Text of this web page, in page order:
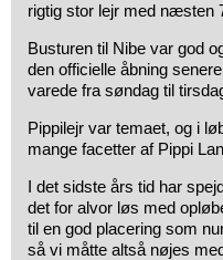
rigtig stor lejr med næsten
Busturen til Nibe var god
den officielle åbning
varede fra søndag til
Pippilejr var temaet, og i
mange facetter af Pippi
I det sidste års tid har
det for alvor løs med
til en god placering som
så vi måtte altså nøjes